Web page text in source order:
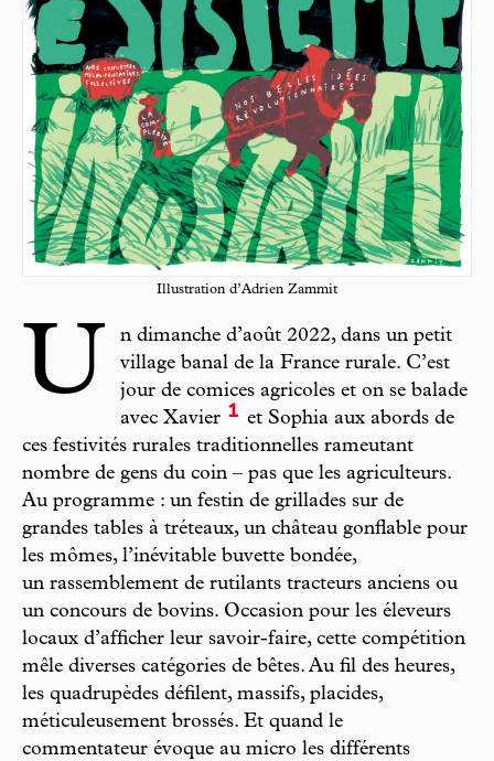
Illustration d’Adrien Zammit
U
n dimanche d’août 2022, dans un petit
village banal de la France rurale. C’est
jour de comices agricoles et on se balade
avec Xavier 1 et Sophia aux abords de
ces festivités rurales traditionnelles rameutant
nombre de gens du coin – pas que les agriculteurs.
Au programme : un festin de grillades sur de
grandes tables à tréteaux, un château gonflable pour
les mômes, l’inévitable buvette bondée,
un rassemblement de rutilants tracteurs anciens ou
un concours de bovins. Occasion pour les éleveurs
locaux d’afficher leur savoir-faire, cette compétition
mêle diverses catégories de bêtes. Au fil des heures,
les quadrupèdes défilent, massifs, placides,
méticuleusement brossés. Et quand le
commentateur évoque au micro les différents